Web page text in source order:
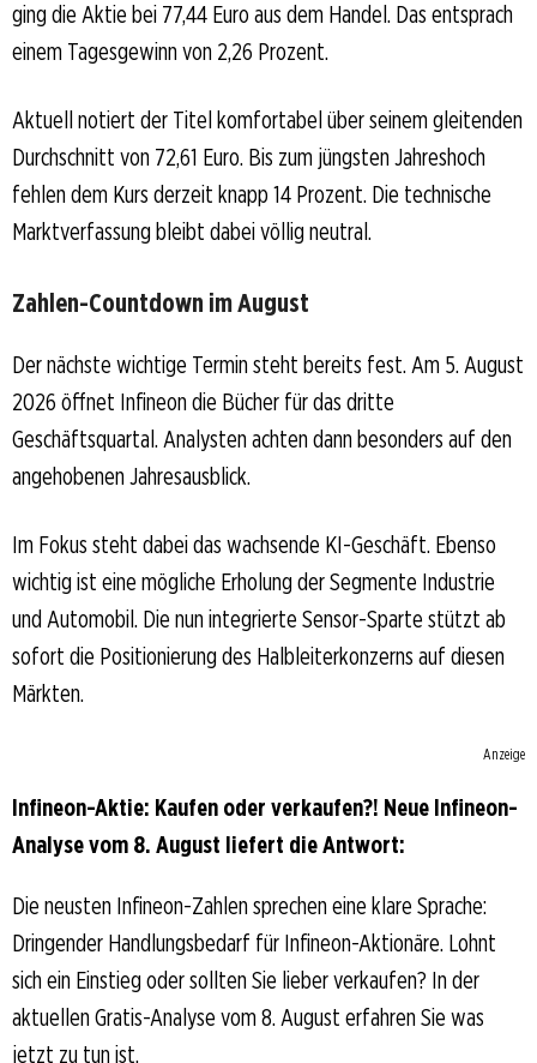
ging die Aktie bei 77,44 Euro aus dem Handel. Das entsprach
einem Tagesgewinn von 2,26 Prozent.
Aktuell notiert der Titel komfortabel über seinem gleitenden
Durchschnitt von 72,61 Euro. Bis zum jüngsten Jahreshoch
fehlen dem Kurs derzeit knapp 14 Prozent. Die technische
Marktverfassung bleibt dabei völlig neutral.
Zahlen-Countdown im August
Der nächste wichtige Termin steht bereits fest. Am 5. August
2026 öffnet Infineon die Bücher für das dritte
Geschäftsquartal. Analysten achten dann besonders auf den
angehobenen Jahresausblick.
Im Fokus steht dabei das wachsende KI-Geschäft. Ebenso
wichtig ist eine mögliche Erholung der Segmente Industrie
und Automobil. Die nun integrierte Sensor-Sparte stützt ab
sofort die Positionierung des Halbleiterkonzerns auf diesen
Märkten.
Anzeige
Infineon-Aktie: Kaufen oder verkaufen?! Neue Infineon-
Analyse vom 8. August liefert die Antwort:
Die neusten Infineon-Zahlen sprechen eine klare Sprache:
Dringender Handlungsbedarf für Infineon-Aktionäre. Lohnt
sich ein Einstieg oder sollten Sie lieber verkaufen? In der
aktuellen Gratis-Analyse vom 8. August erfahren Sie was
jetzt zu tun ist.